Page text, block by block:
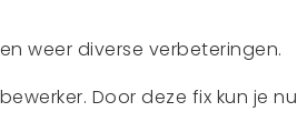
weer diverse verbeteringen.
Door deze fix kun je nu